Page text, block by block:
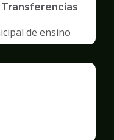
de ensino